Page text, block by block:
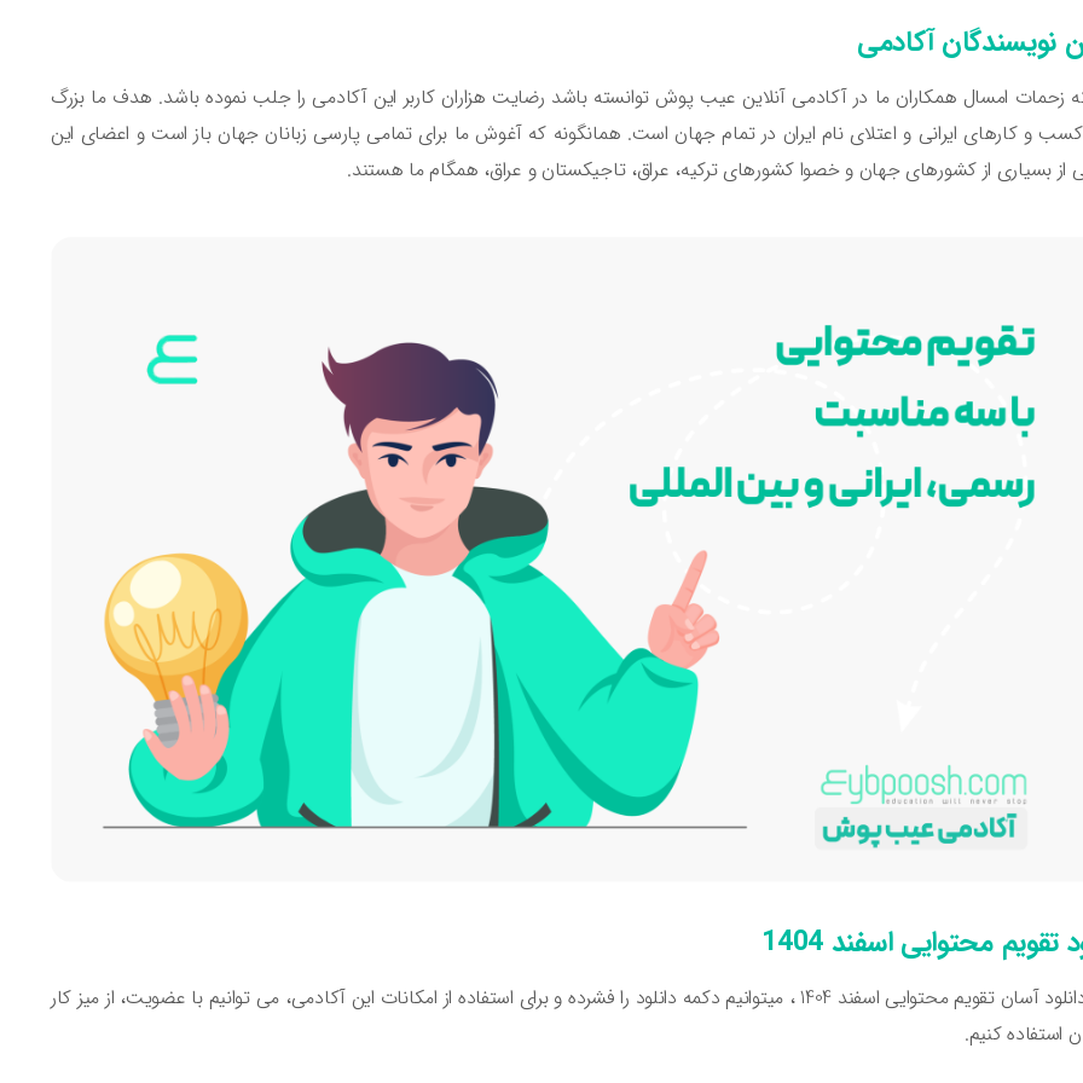
آکادمی
زحمات امسال همکاران ما در آکادمی آنلاین عیب پوش توانسته باشد رضایت هزاران کاربر این آکادمی را جلب نموده باشد. هدف ما بزرگ
و کارهای ایرانی و اعتلای نام ایران در تمام جهان است. همانگونه که آغوش ما برای تمامی پارسی زبانان جهان باز است و اعضای این
از بسیاری از کشورهای جهان و خصوا کشورهای ترکیه، عراق، تاجیکستان و عراق، همگام ما هستند.
تقویم محتوایی اسفند 1404
برای دانلود آسان تقویم محتوایی اسفند 1404 ، میتوانیم دکمه دانلود را فشرده و برای استفاده از امکانات این آکادمی، می توانیم با عضویت، از میز کار
استفاده کنیم.